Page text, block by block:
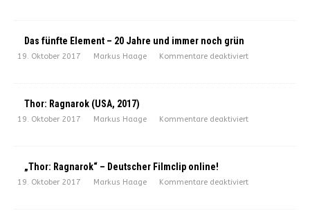
Das fünfte Element – 20 Jahre und immer noch grün
19. Oktober 2017 Markus Haage Kommentare deaktiviert
Thor: Ragnarok (USA, 2017)
19. Oktober 2017 Markus Haage Kommentare deaktiviert
„Thor: Ragnarok“ – Deutscher Filmclip online!
19. Oktober 2017 Markus Haage Kommentare deaktiviert